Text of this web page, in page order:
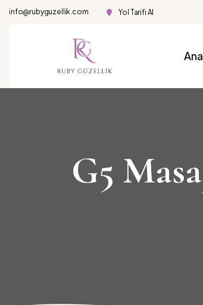
info@rubyguzellik.com Yol Tarifi Al
G5